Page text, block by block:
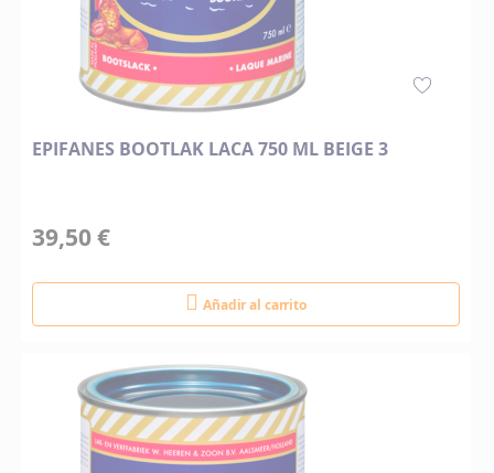
EPIFANES BOOTLAK LACA 750 ML BEIGE 3
39,50 €
Añadir al carrito